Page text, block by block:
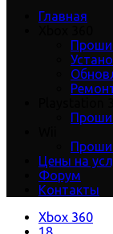
Главная
Цены на
Форум
Контакты
Xbox 360